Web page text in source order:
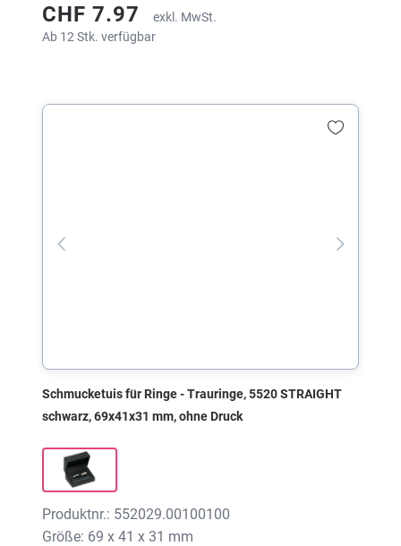
CHF 7.97
exkl. MwSt.
Ab 12 Stk. verfügbar
Schmucketuis für Ringe - Trauringe, 5520 STRAIGHT
schwarz, 69x41x31 mm, ohne Druck
Produktnr.: 552029.00100100
Größe: 69 x 41 x 31 mm